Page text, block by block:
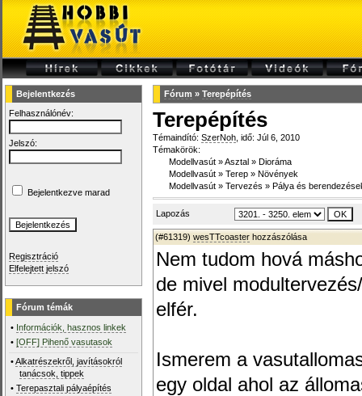
Bejelentkezés
Felhasználónév:
Jelszó:
Bejelentkezve marad
Regisztráció
Elfelejtett jelszó
Fórum témák
• Információk, hasznos linkek
•[OFF] Pihenő vasutasok
•Alkatrészekről, javításokról
tanácsok, tippek
•Terepasztali pályaépítés
Fórum » Terepépítés
Terepépítés
Témaindító: SzerNoh , idő: Júl 6, 2010
Témakörök:
Modellvasút »Asztal » Dioráma
Modellvasút » Terep » Növények
Modellvasút » Tervezés » Pálya és
Lapozás
(#61319) wesTTcoaster hozzászólása
Nem tudom hová
de mivel
elfér.
Ismerem a
egy oldal ahol az